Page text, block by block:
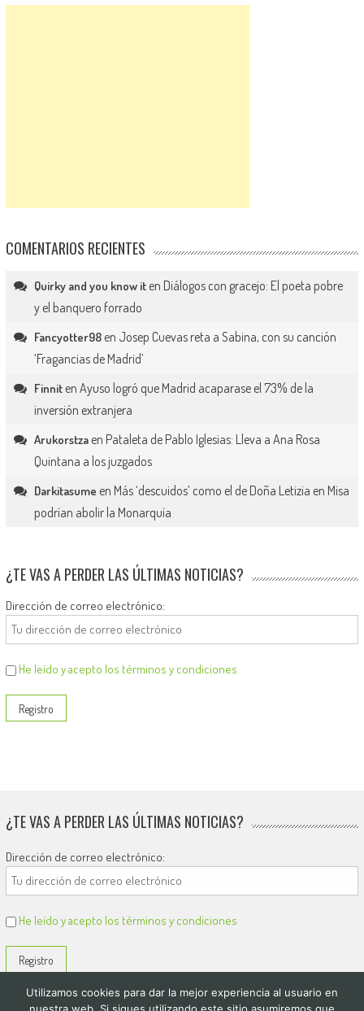
COMENTARIOS RECIENTES
Quirky and you know iten Diálogos con gracejo: El poeta pobre
y el banquero forrado
Fancyotter98en Josep Cuevas reta a Sabina, con su canción
‘Fragancias de Madrid’
Finniten Ayuso logró que Madrid acaparase el 73% de la
inversión extranjera
Arukorstzaen Pataleta de Pablo Iglesias: Lleva a Ana Rosa
Quintana a los juzgados
Darkitasume en Más ‘descuidos’ como el de Doña Letizia en Misa
podrían abolir la Monarquía
¿TE VAS A PERDER LAS ÚLTIMAS NOTICIAS?
Dirección de correo electrónico:
He leído y acepto los términos y condiciones
¿TE VAS A PERDER LAS ÚLTIMAS NOTICIAS?
Dirección de correo electrónico:
He leído y acepto los términos y condiciones
Utilizamos cookies para dar la mejor experiencia al usuario en